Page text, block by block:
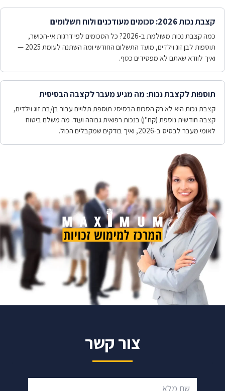
קצבת נכות 2026: סכומים מעודכנים ולוח תשלומים
כמה קצבת נכות משולמת ב-2026? כל הסכומים לפי דרגות אי-הכושר,
תוספות לבן זוג וילדים, מועד התשלום החודשי ומה השתנה לעומת 2025 —
ואיך לוודא שאתם לא מפסידים כסף.
תוספות לקצבת נכות: מה מגיע מעבר לקצבה הבסיסית
קצבת נכות היא לא רק הסכום הבסיסי: תוספת תלויים עבור בן/בת זוג וילדים,
קצבה חודשית נוספת (קח"ן) בנכות רפואית גבוהה ועוד. מה משלם ביטוח
לאומי מעבר לבסיס ב-2026, ואיך בודקים שמקבלים הכול.
צור קשר
שם מלא